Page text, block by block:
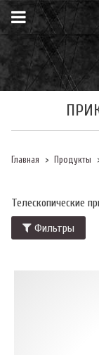
Главная Продукты
Телескопические
Фильтры